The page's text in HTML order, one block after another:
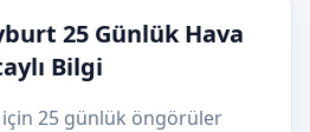
25 Günlük Hava
Bilgi
için 25 günlük öngörüler